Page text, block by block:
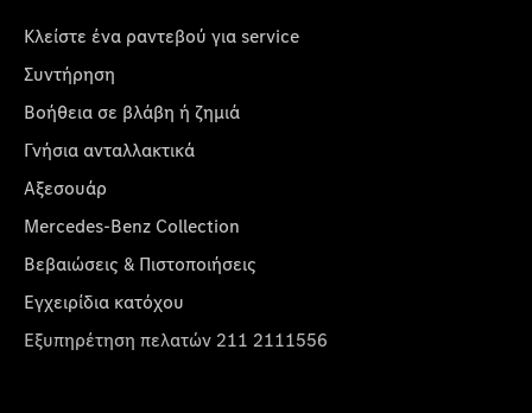
Κλείστε ένα ραντεβού για service
Συντήρηση
Βοήθεια σε βλάβη ή ζημιά
Γνήσια ανταλλακτικά
Αξεσουάρ
Mercedes-Benz Collection
Βεβαιώσεις & Πιστοποιήσεις
Εγχειρίδια κατόχου
Εξυπηρέτηση πελατών 211 2111556